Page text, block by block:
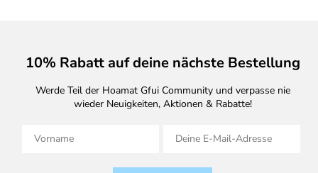
10% Rabatt auf deine nächste Bestellung
Werde Teil der Hoamat Gfui Community und verpasse nie
wieder Neuigkeiten, Aktionen & Rabatte!